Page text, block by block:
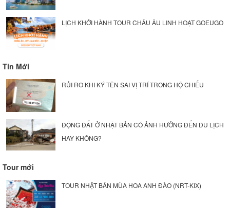
LỊCH KHỞI HÀNH TOUR CHÂU ÂU LINH HOẠT GOEUGO
Tin Mới
RỦI RO KHI KÝ TÊN SAI VỊ TRÍ TRONG HỘ CHIẾU
ĐỘNG ĐẤT Ở NHẬT BẢN CÓ ẢNH HƯỞNG ĐẾN DU LỊCH
HAY KHÔNG?
Tour mới
TOUR NHẬT BẢN MÙA HOA ANH ĐÀO (NRT-KIX)